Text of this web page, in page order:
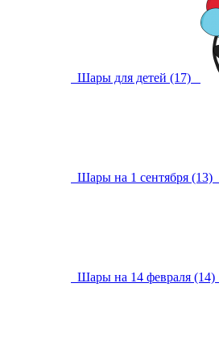
Шары для детей (17)
Шары на 1 сентября (13)
Шары на 14 февраля (14)